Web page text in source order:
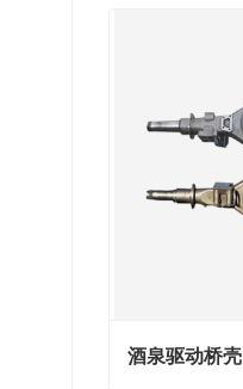
酒泉驱动桥壳